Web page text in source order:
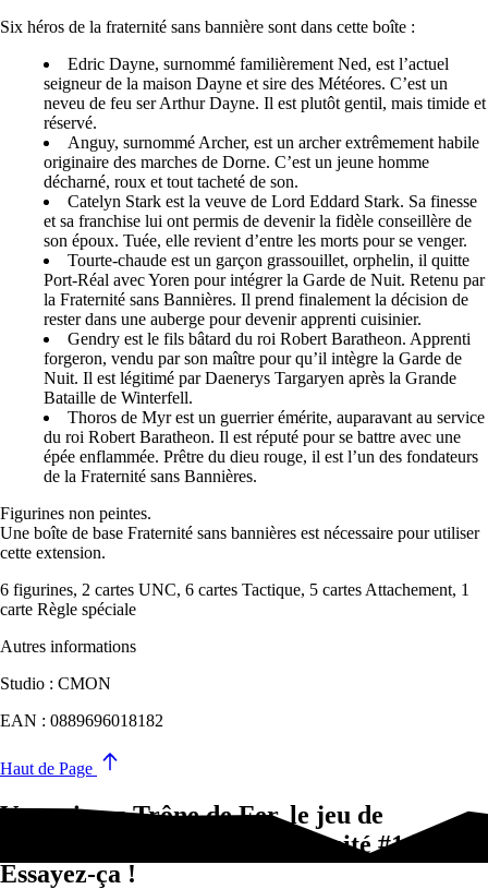
Six héros de la fraternité sans bannière sont dans cette boîte :
Edric Dayne, surnommé familièrement Ned, est l’actuel
seigneur de la maison Dayne et sire des Météores. C’est un
neveu de feu ser Arthur Dayne. Il est plutôt gentil, mais timide et
réservé.
Anguy, surnommé Archer, est un archer extrêmement habile
originaire des marches de Dorne. C’est un jeune homme
décharné, roux et tout tacheté de son.
Catelyn Stark est la veuve de Lord Eddard Stark. Sa finesse
et sa franchise lui ont permis de devenir la fidèle conseillère de
son époux. Tuée, elle revient d’entre les morts pour se venger.
Tourte-chaude est un garçon grassouillet, orphelin, il quitte
Port-Réal avec Yoren pour intégrer la Garde de Nuit. Retenu par
la Fraternité sans Bannières. Il prend finalement la décision de
rester dans une auberge pour devenir apprenti cuisinier.
Gendry est le fils bâtard du roi Robert Baratheon. Apprenti
forgeron, vendu par son maître pour qu’il intègre la Garde de
Nuit. Il est légitimé par Daenerys Targaryen après la Grande
Bataille de Winterfell.
Thoros de Myr est un guerrier émérite, auparavant au service
du roi Robert Baratheon. Il est réputé pour se battre avec une
épée enflammée. Prêtre du dieu rouge, il est l’un des fondateurs
de la Fraternité sans Bannières.
Figurines non peintes.
Une boîte de base Fraternité sans bannières est nécessaire pour utiliser
cette extension.
6 figurines, 2 cartes UNC, 6 cartes Tactique, 5 cartes Attachement, 1
carte Règle spéciale
Autres informations
Studio : CMON
EAN : 0889696018182
Haut de Page
Vous aimez Trône de Fer, le jeu de
figurines : Héros de la Fraternité #1 [F31]?
Essayez-ça !